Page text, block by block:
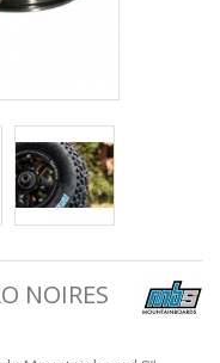
NOIRES